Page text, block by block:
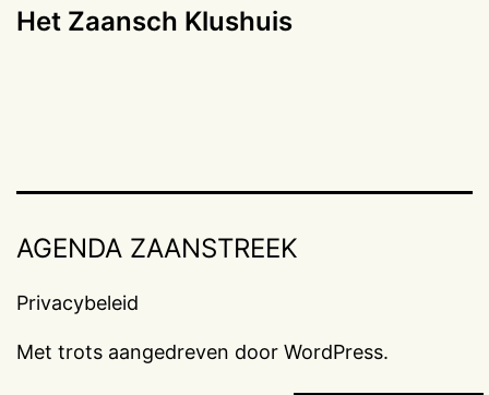
Het Zaansch Klushuis
AGENDA ZAANSTREEK
Privacybeleid
Met trots aangedreven door WordPress.